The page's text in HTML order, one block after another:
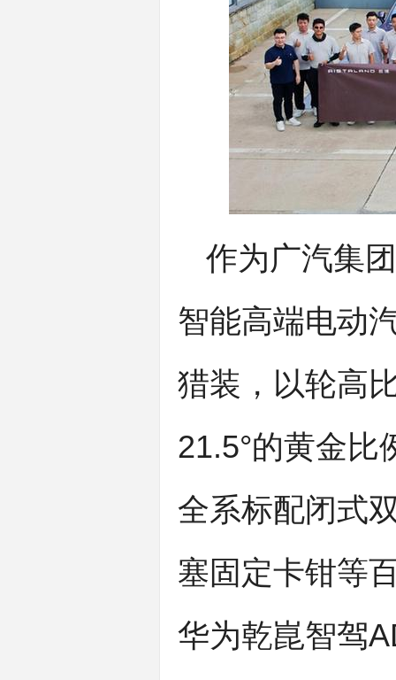
作为广汽集
智能高端电动
猎装，以轮高
21.5°的黄金比
全系标配闭式
塞固定卡钳等
华为乾崑智驾